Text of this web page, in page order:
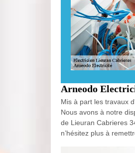
Arneodo
Mis à part les travaux
Nous avons à notre
de Lieuran Cabrieres
n’hésitez plus à